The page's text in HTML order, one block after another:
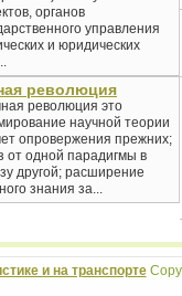
органов
управления
и юридических
революция
революция это
научной теории
опровержения прежних;
от одной парадигмы в
другой; расширение
знания за...
и на транспорте